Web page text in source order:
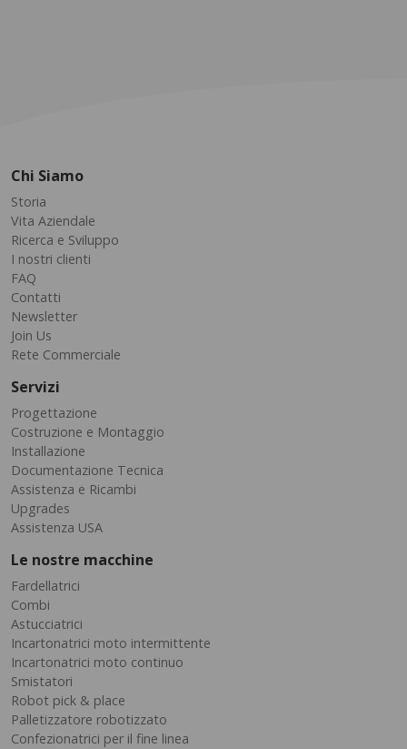
Chi Siamo
Storia
Vita Aziendale
Ricerca e Sviluppo
I nostri clienti
FAQ
Contatti
Newsletter
Join Us
Rete Commerciale
Servizi
Progettazione
Costruzione e Montaggio
Installazione
Documentazione Tecnica
Assistenza e Ricambi
Upgrades
Assistenza USA
Le nostre macchine
Fardellatrici
Combi
Astucciatrici
Incartonatrici moto intermittente
Incartonatrici moto continuo
Smistatori
Robot pick & place
Palletizzatore robotizzato
Confezionatrici per il fine linea